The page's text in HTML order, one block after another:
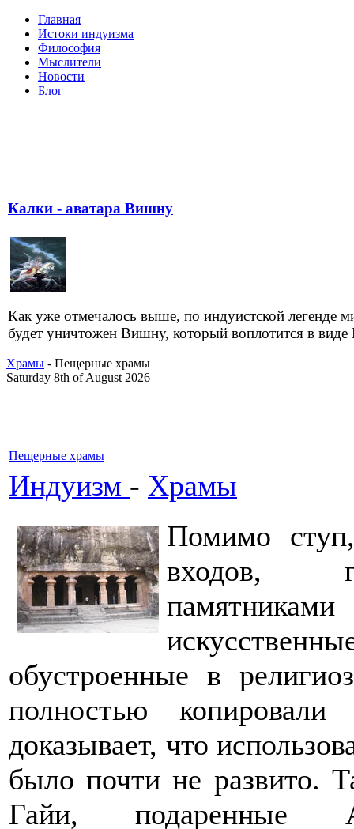
Главная
Истоки индуизма
Философия
Мыслители
Новости
Блог
Калки - аватара Вишну
Как уже отмечалось выше, по индуистской легенде
будет уничтожен Вишну, который воплотится в виде
Храмы - Пещерные храмы
Saturday 8th of August 2026
Пещерные храмы
Индуизм - Храмы
Помимо
входов,
обустроенные в
полностью
доказывает, что
было почти не развито.
Гайи, подаренные